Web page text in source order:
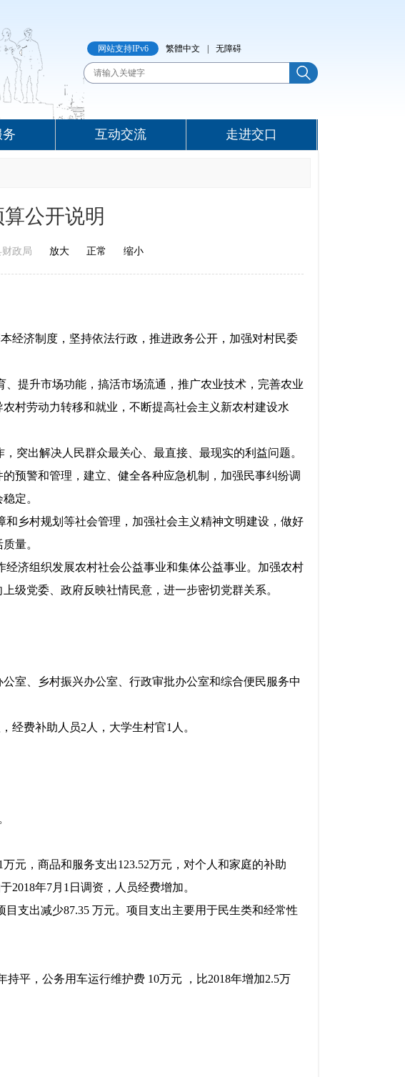
网站支持IPv6 繁體中文 无障碍
务 互动交流 走进交口
公开说明
政局 放大 正常 缩小
济制度，坚持依法行政，推进政务公开，加强对村民委
提升市场功能，搞活市场流通，推广农业技术，完善农业
村劳动力转移和就业，不断提高社会主义新农村建设水
出解决人民群众最关心、最直接、最现实的利益问题。
预警和管理，建立、健全各种应急机制，加强民事纠纷调
定。
乡村规划等社会管理，加强社会主义精神文明建设，做好
量。
济组织发展农村社会公益事业和集体公益事业。加强农村
级党委、政府反映社情民意，进一步密切党群关系。
、乡村振兴办公室、行政审批办公室和综合便民服务中
费补助人员2人，大学生村官1人。
元，商品和服务支出123.52万元，对个人和家庭的补助
年7月1日调资，人员经费增加。
支出减少87.35 万元。项目支出主要用于民生类和经常性
平，公务用车运行维护费 10万元 ，比2018年增加2.5万